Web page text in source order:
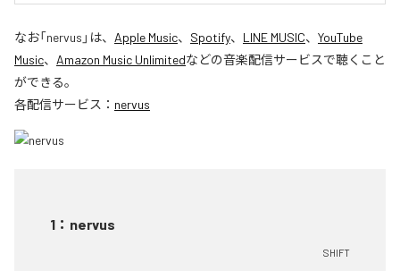
なお「nervus 」は、 Apple Music、 Spotify、 LINE MUSIC、 YouTube
Music、 Amazon Music Unlimitedなどの音楽配信サービスで聴くこと
ができる。
各配信サービス： nervus
1 ： nervus
SHIFT